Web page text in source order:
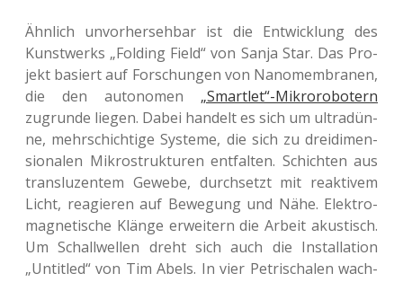
Ähn­lich unvor­her­seh­bar ist die Ent­wick­lung des
Kunst­werks „Fol­ding Field“ von Sanja Star. Das Pro­
jekt basiert auf For­schun­gen von Nano­mem­bra­nen,
die den auto­no­men „Smartlet“-Mikrorobotern
zugrun­de liegen. Dabei han­delt es sich um ultra­dün­
ne, mehr­schich­ti­ge Sys­te­me, die sich zu drei­di­men­
sio­na­len Mikro­struk­tu­ren ent­fal­ten. Schich­ten aus
trans­lu­zen­tem Gewebe, durch­setzt mit reak­ti­vem
Licht, reagie­ren auf Bewe­gung und Nähe. Elek­tro­
ma­gne­ti­sche Klänge erwei­tern die Arbeit akus­tisch.
Um Schall­wel­len dreht sich auch die Instal­la­ti­on
„Untit­led“ von Tim Abels. In vier Petri­scha­len wach­